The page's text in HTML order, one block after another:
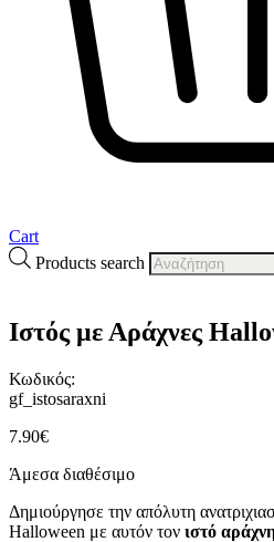
Cart
Products search
Ιστός με Αράχνες
Κωδικός:
gf_istosaraxni
7.90€
Άμεσα διαθέσιμο
Δημιούργησε την απόλυτη
Halloween με αυτόν τον ιστό